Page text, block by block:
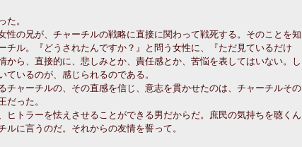
。
性の兄が、チャーチルの戦略に直接に関わって戦死する。そのことを知
チル。『どうされたんですか？』と問う女性に、『ただ見ているだけ
から、直接的に、悲しみとか、責任感とか、苦悩を表してはいない。し
いるのが、感じられるのである。
チャーチルの、その直感を信じ、意志を貫かせたのは、チャーチルその
だった。
ヒトラーを怯えさせることができる男だからだ。庶民の気持ちを聴くん
に言うのだ。それからの友情を誓って。